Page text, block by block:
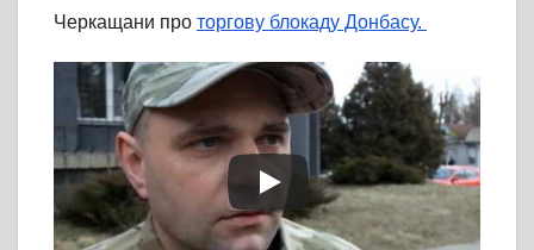
Черкащани про торгову блокаду Донбасу.